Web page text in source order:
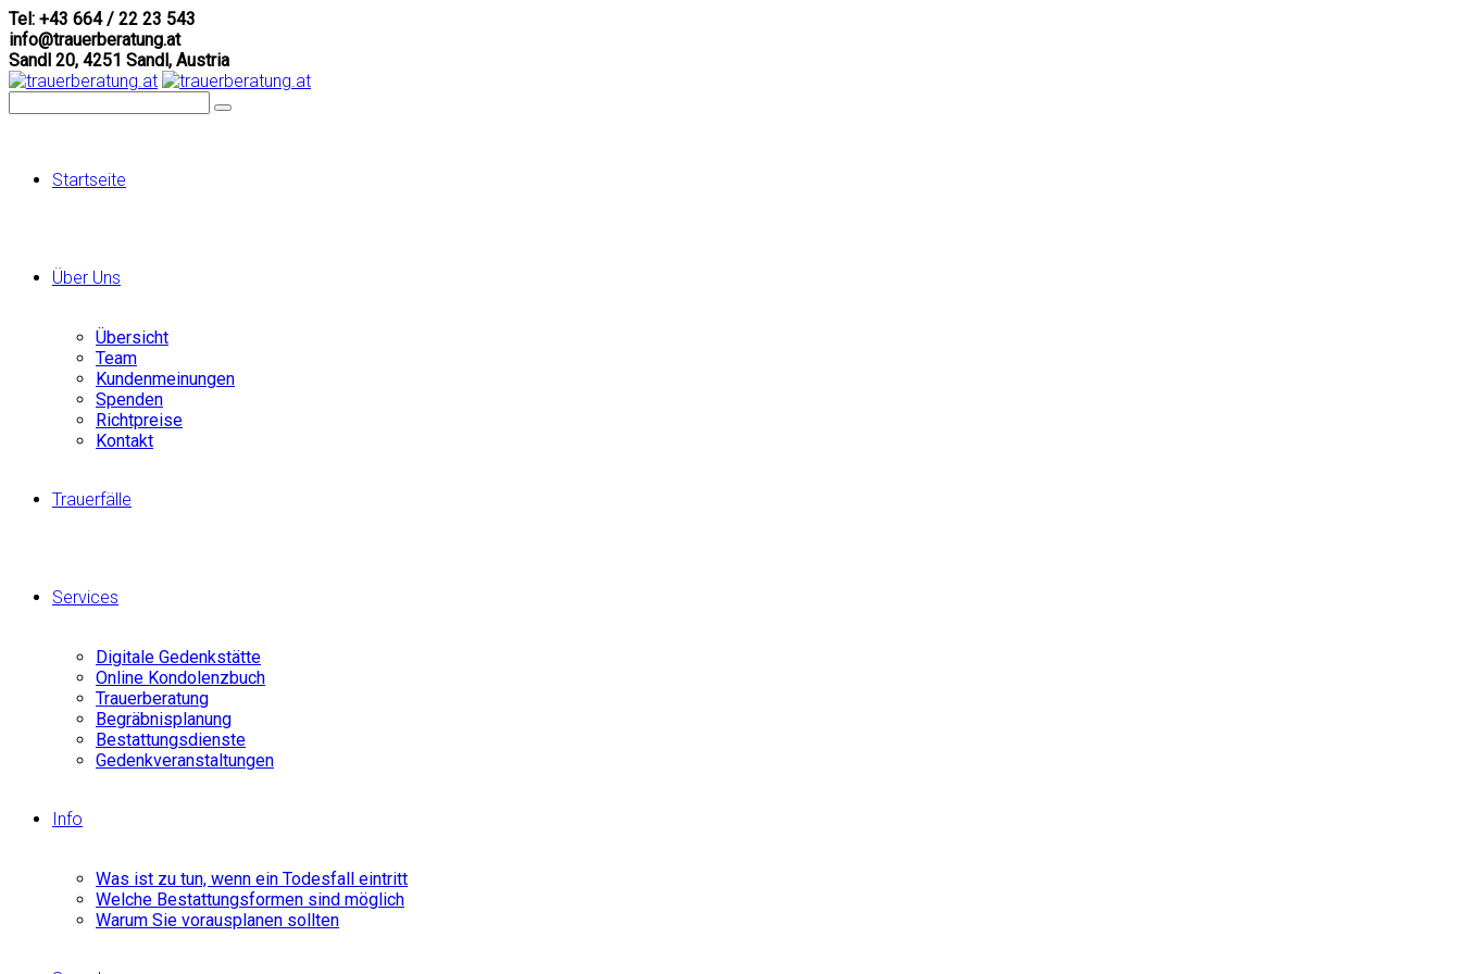
Tel: +43 664 / 22 23 543
info@trauerberatung.at
Sandl 20, 4251 Sandl, Austria
Startseite
Über Uns
Übersicht
Team
Kundenmeinungen
Spenden
Richtpreise
Kontakt
Trauerfälle
Services
Digitale Gedenkstätte
Online Kondolenzbuch
Trauerberatung
Begräbnisplanung
Bestattungsdienste
Gedenkveranstaltungen
Info
Was ist zu tun, wenn ein Todesfall eintritt
Welche Bestattungsformen sind möglich
Warum Sie vorausplanen sollten